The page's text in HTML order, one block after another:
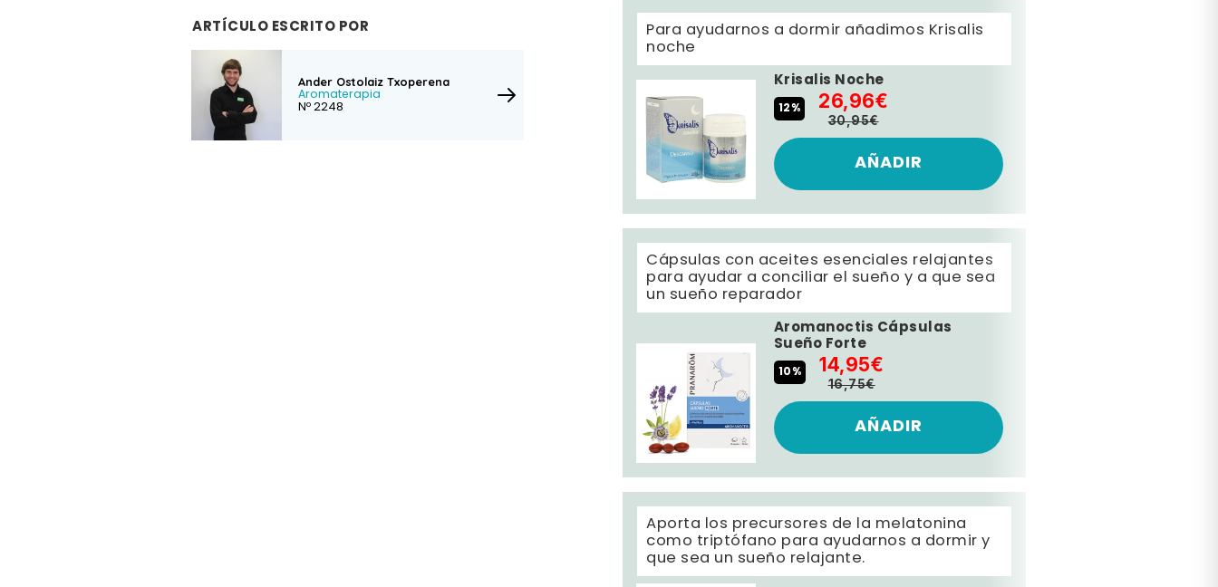
ARTÍCULO ESCRITO POR
Ander Ostolaiz Txoperena
Aromaterapia
Nº 2248
Para ayudarnos a dormir añadimos Krisalis
noche
Krisalis Noche
12% 26,96€
30,95€
AÑADIR
Cápsulas con aceites esenciales relajantes
para ayudar a conciliar el sueño y a que sea
un sueño reparador
Aromanoctis Cápsulas
Sueño Forte
10% 14,95€
16,75€
AÑADIR
Aporta los precursores de la melatonina
como triptófano para ayudarnos a dormir y
que sea un sueño relajante.